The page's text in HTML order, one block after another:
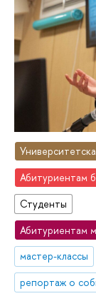
Абитуриентам
Студенты
Абитуриентам
мастер-классы
репортаж о